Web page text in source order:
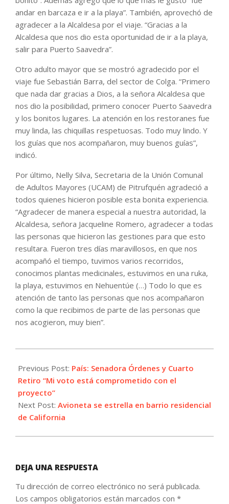
andar en barcaza e ir a la playa”. También, aprovechó de
agradecer a la Alcaldesa por el viaje. “Gracias a la
Alcaldesa que nos dio esta oportunidad de ir a la playa,
salir para Puerto Saavedra”.
Otro adulto mayor que se mostró agradecido por el
viaje fue Sebastián Barra, del sector de Colga. “Primero
que nada dar gracias a Dios, a la señora Alcaldesa que
nos dio la posibilidad, primero conocer Puerto Saavedra
y los bonitos lugares. La atención en los restoranes fue
muy linda, las chiquillas respetuosas. Todo muy lindo. Y
los guías que nos acompañaron, muy buenos guías”,
indicó.
Por último, Nelly Silva, Secretaria de la Unión Comunal
de Adultos Mayores (UCAM) de Pitrufquén agradeció a
todos quienes hicieron posible esta bonita experiencia.
“Agradecer de manera especial a nuestra autoridad, la
Alcaldesa, señora Jacqueline Romero, agradecer a todas
las personas que hicieron las gestiones para que esto
resultara. Fueron tres días maravillosos, en que nos
acompañó el tiempo, tuvimos varios recorridos,
conocimos plantas medicinales, estuvimos en una ruka,
la playa, estuvimos en Nehuentúe (…) Todo lo que es
atención de tanto las personas que nos acompañaron
como la que recibimos de parte de las personas que
nos acogieron, muy bien”.
10-
11
Previous Post: País: Senadora Órdenes y Cuarto
Retiro “Mi voto está comprometido con el
proyecto”
Next Post: Avioneta se estrella en barrio residencial
de California
DEJA UNA RESPUESTA
Tu dirección de correo electrónico no será publicada.
Los campos obligatorios están marcados con *